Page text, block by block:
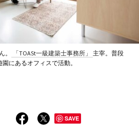
。 「TOASt一級建築士事務所」
主宰。普段
にあるオフィスで活動。
SAVE